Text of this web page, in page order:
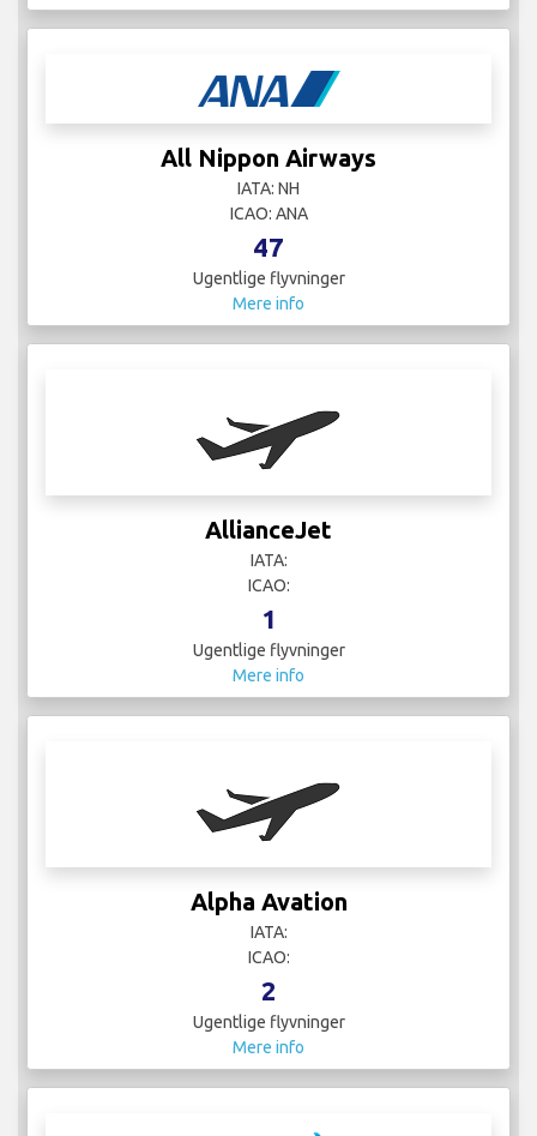
All Nippon Airways
IATA: NH
ICAO: ANA
47
Ugentlige flyvninger
Mere info
AllianceJet
IATA:
ICAO:
1
Ugentlige flyvninger
Mere info
Alpha Avation
IATA:
ICAO:
2
Ugentlige flyvninger
Mere info